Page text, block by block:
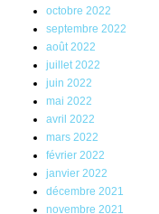
octobre 2022
septembre 2022
août 2022
juillet 2022
juin 2022
mai 2022
avril 2022
mars 2022
février 2022
janvier 2022
décembre 2021
novembre 2021